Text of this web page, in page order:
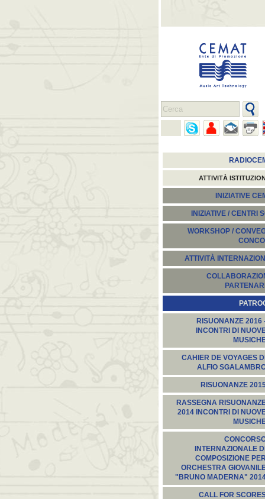
ATTIVITÀ
INIZIATIVE
INIZIATIVE / CENTRI
WORKSHOP /
ATTIVITÀ
RISUONANZE 2016
INCONTRI DI
CAHIER DE VOYAGES DI
ALFIO
RISUONANZE
RASSEGNA
2014 INCONTRI DI
INTERNAZIONALE DI
COMPOSIZIONE PER
ORCHESTRA
"BRUNO MADERNA"
CALL FOR